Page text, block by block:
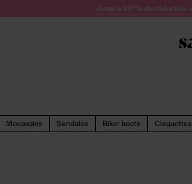
Jusqu'à 60 % de réduction
Mocassins Sandales Biker boots Claquettes